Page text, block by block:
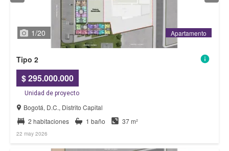
Apartamento
Apartamento
1/20
Tipo 2
$ 295.000.000
Unidad de proyecto
Bogotá, D.C., Distrito Capital
2 habitaciones
1 baño 37 m²
22 may 2026